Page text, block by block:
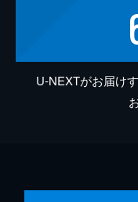
U-NEXTがお届け